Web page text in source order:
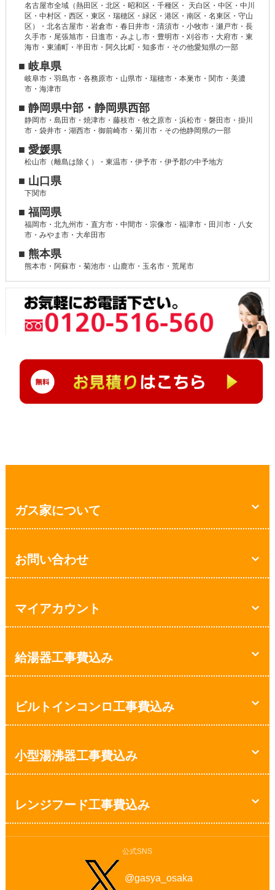
名古屋市全域（熱田区・北区・昭和区・千種区・ 天白区・中区・中川
区・中村区・西区・東区・瑞穂区・緑区・港区・南区・名東区・守山
区）・北名古屋市・岩倉市・春日井市・清須市・小牧市・瀬戸市・長
久手市・尾張旭市・日進市・みよし市・豊明市・刈谷市・大府市・東
海市・東浦町・半田市・阿久比町・知多市・その他愛知県の一部
■ 岐阜県
岐阜市・羽島市・各務原市・山県市・瑞穂市・本巣市・関市・美濃
市・海津市
■ 静岡県中部・静岡県西部
静岡市・島田市・焼津市・藤枝市・牧之原市・浜松市・磐田市・掛川
市・袋井市・湖西市・御前崎市・菊川市・その他静岡県の一部
■ 愛媛県
松山市（離島は除く）・東温市・伊予市・伊予郡の中予地方
■ 山口県
下関市
■ 福岡県
福岡市・北九州市・直方市・中間市・宗像市・福津市・田川市・八女
市・みやま市・大牟田市
■ 熊本県
熊本市・阿蘇市・菊池市・山鹿市・玉名市・荒尾市
ガス家について
お問い合わせ
マイアカウント
給湯器工事費込み
ビルトインコンロ工事費込み
小型湯沸器工事費込み
レンジフード工事費込み
公式SNS
@gasya_osaka